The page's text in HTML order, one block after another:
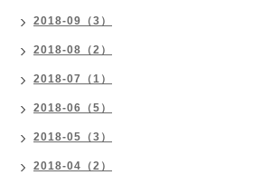
2018-09（3）
2018-08（2）
2018-07（1）
2018-06（5）
2018-05（3）
2018-04（2）